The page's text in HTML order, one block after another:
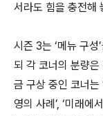
서라도 힘을 충전해
시즌 3는 ‘메뉴 구성
되 각 코너의 분량은
금 구상 중인 코너는
영의 사례’, ‘미래에